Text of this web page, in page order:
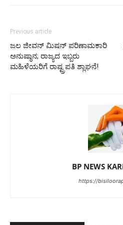
Previous article
ಜಲ ಜೀವನ್ ಮಿಷನ್ ಪರಿಣಾಮಕಾರಿ
ಅನುಷ್ಠಾನ; ರಾಜ್ಯದ ಇಬ್ಬರು
ಮಹಿಳೆಯರಿಗೆ ರಾಷ್ಟ್ರಪತಿ ಶ್ಲಾಘನೆ!
BP NEWS
https://